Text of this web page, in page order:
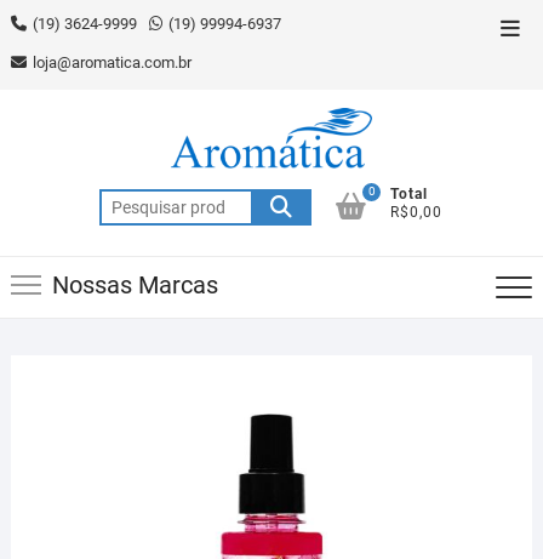
Skip
content
(19) 3624-9999 (19) 99994-6937
loja@aromatica.com.br
Pesquisar
por:
0
Total
R$0,00
Nossas Marcas